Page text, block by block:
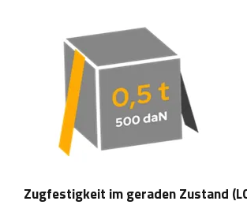
Zugfestigkeit im geraden Zustand